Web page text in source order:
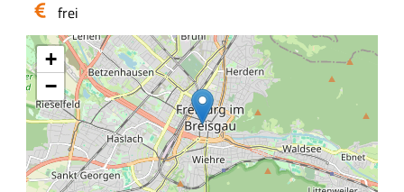
Ort
Eintritt
/
Kosten
frei
+
−